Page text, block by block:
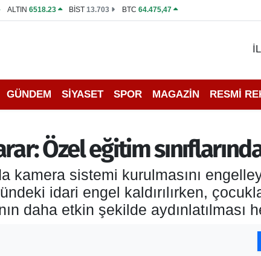
ALTIN 6518.23 BİST13.703 BTC 64.475,47
GÜNDEM SİYASET SPOR MAGAZİN RESMİ
Özel eğitim
kamera sistemi kurulmasını
idari engel kaldırılırken,
daha etkin şekilde aydınlatılması